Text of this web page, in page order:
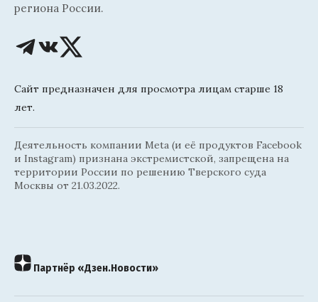
региона России.
Сайт предназначен для просмотра лицам старше 18
лет.
Деятельность компании Meta (и её продуктов Facebook
и Instagram) признана экстремистской, запрещена на
территории России по решению Тверского суда
Москвы от 21.03.2022.
Партнёр «Дзен.Новости»